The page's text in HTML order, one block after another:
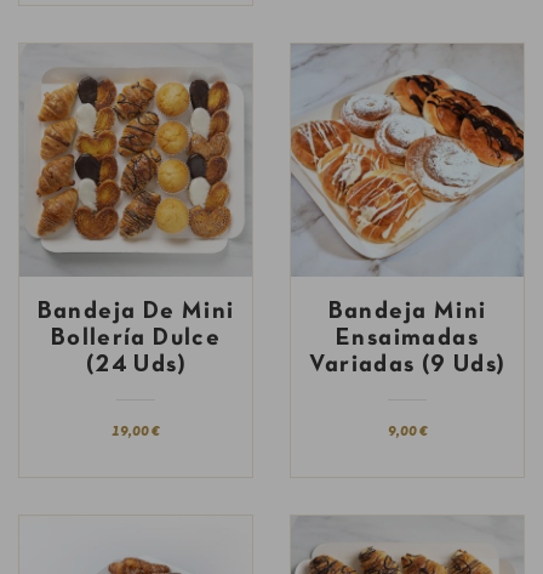
Bandeja De Mini
Bollería Dulce
(24 Uds)
19,00 €
Bandeja Mini
Ensaimadas
Variadas (9 Uds)
9,00 €